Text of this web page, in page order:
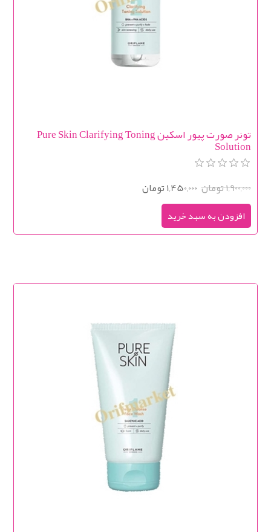
تونر صورت پیور اسکین Pure Skin Clarifying Toning
Solution
1,900,000 تومان 1,450,000 تومان